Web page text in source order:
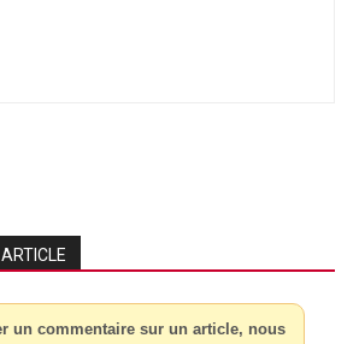
un commentaire sur un article, nous